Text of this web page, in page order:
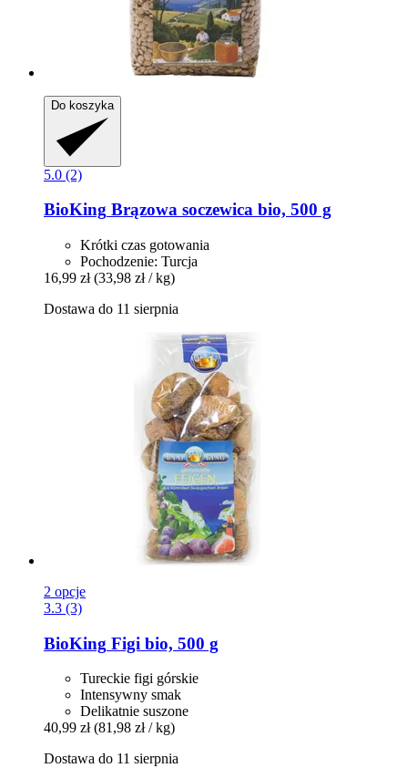
Do koszyka
5.0 (2)
BioKing Brązowa soczewica bio, 500 g
Krótki czas gotowania
Pochodzenie: Turcja
16,99 zł (33,98 zł / kg)
Dostawa do 11 sierpnia
2 opcje
3.3 (3)
BioKing Figi bio, 500 g
Tureckie figi górskie
Intensywny smak
Delikatnie suszone
40,99 zł (81,98 zł / kg)
Dostawa do 11 sierpnia